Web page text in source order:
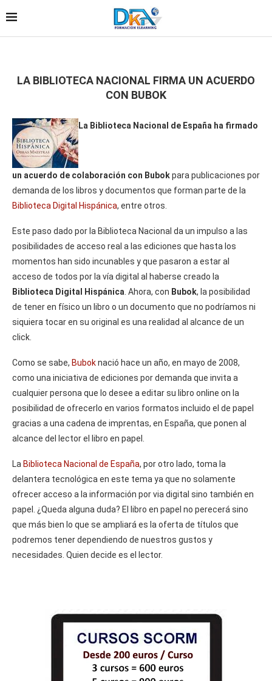
LA BIBLIOTECA NACIONAL FIRMA UN ACUERDO
CON BUBOK
La Biblioteca Nacional de España ha firmado
un acuerdo de colaboración con Bubokpara publicaciones por
demanda de los libros y documentos que forman parte de la
Biblioteca Digital Hispánica, entre otros.
Este paso dado por la Biblioteca Nacional da un impulso a las
posibilidades de acceso real a las ediciones que hasta los
momentos han sido incunables y que pasaron a estar al
acceso de todos por la vía digital al haberse creado la
Biblioteca Digital Hispánica . Ahora, con Bubok, la posibilidad
de tener en físico un libro o un documento que no podríamos ni
siquiera tocar en su original es una realidad al alcance de un
click.
Como se sabe, Buboknació hace un año, en mayo de 2008,
como una iniciativa de ediciones por demanda que invita a
cualquier persona que lo desee a editar su libro online on la
posibilidad de ofrecerlo en varios formatos incluido el de papel
gracias a una cadena de imprentas, en España, que ponen al
alcance del lector el libro en papel.
La Biblioteca Nacional de España, por otro lado, toma la
delantera tecnológica en este tema ya que no solamente
ofrecer acceso a la información por via digital sino también en
papel. ¿Queda alguna duda? El libro en papel no perecerá sino
que más bien lo que se ampliará es la oferta de títulos que
podremos tener dependiendo de nuestros gustos y
necesidades. Quien decide es el lector.